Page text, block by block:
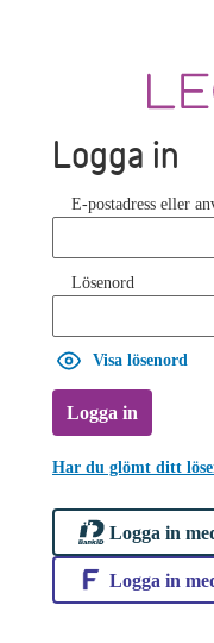
Logga in
E-postadress eller
Lösenord
Visa lösenord
Logga in
Har du glömt ditt
Logga in
Logga in